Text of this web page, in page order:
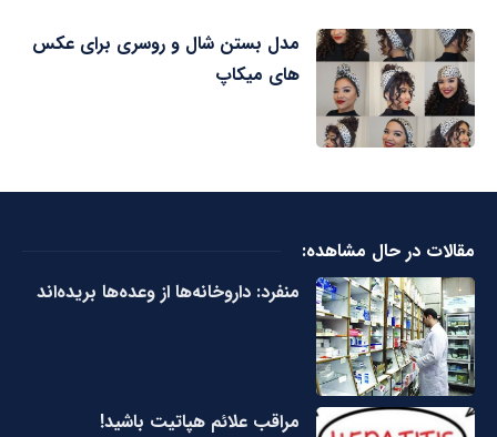
مدل بستن شال و روسری برای عکس
های میکاپ
مقالات در حال مشاهده:
منفرد: داروخانه‌ها از وعده‌ها بریده‌اند
مراقب علائم هپاتیت باشید!